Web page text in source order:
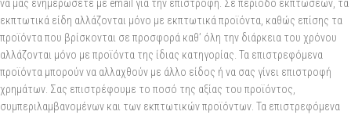
να μας ενημερώσετε με email για την επιστροφή. Σε περίοδο εκπτώσεων, τα
εκπτωτικά είδη αλλάζονται μόνο με εκπτωτικά προϊόντα, καθώς επίσης τα
προϊόντα που βρίσκονται σε προσφορά καθ’ όλη την διάρκεια του χρόνου
αλλάζονται μόνο με προϊόντα της ίδιας κατηγορίας. Τα επιστρεφόμενα
προϊόντα μπορούν να αλλαχθούν με άλλο είδος ή να σας γίνει επιστροφή
χρημάτων. Σας επιστρέφουμε το ποσό της αξίας του προϊόντος,
συμπεριλαμβανομένων και των εκπτωτικών προϊόντων. Τα επιστρεφόμενα